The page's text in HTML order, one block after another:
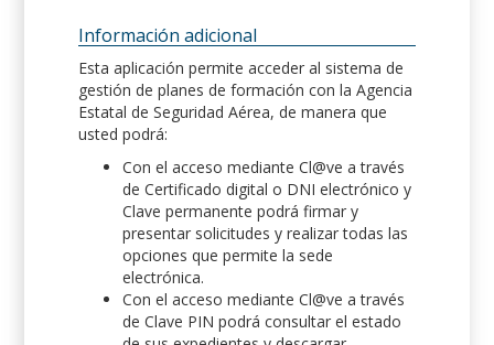
Información adicional
Esta aplicación permite acceder al sistema de
gestión de planes de formación con la Agencia
Estatal de Seguridad Aérea, de manera que
usted podrá:
Con el acceso mediante Cl@ve a través
de Certificado digital o DNI electrónico y
Clave permanente podrá firmar y
presentar solicitudes y realizar todas las
opciones que permite la sede
electrónica.
Con el acceso mediante Cl@ve a través
de Clave PIN podrá consultar el estado